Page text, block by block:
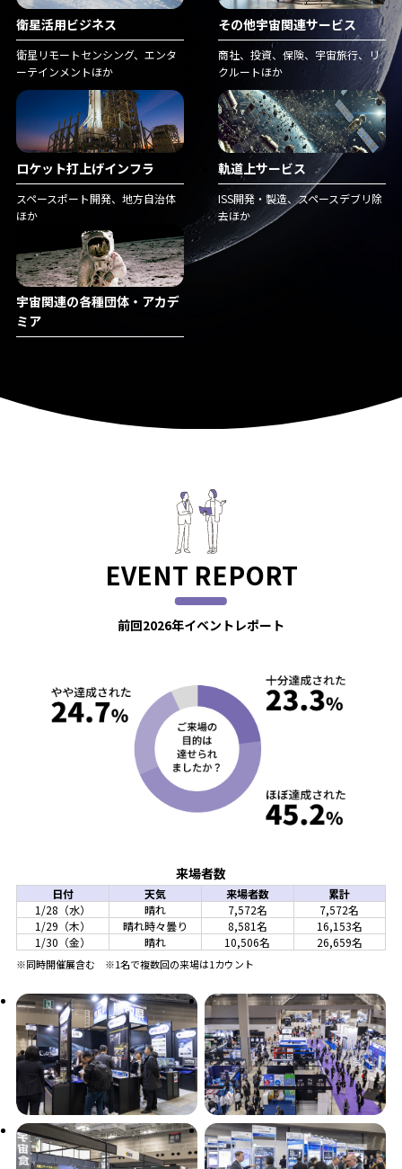
衛星活用ビジネス
衛星リモートセンシング、エンタ
ーテインメントほか
その他宇宙関連サービス
商社、投資、保険、宇宙旅行、リ
クルートほか
ロケット打上げインフラ
スペースポート開発、地方自治体
ほか
軌道上サービス
ISS開発・製造、スペースデブリ除
去ほか
宇宙関連の各種団体・アカデ
ミア
EVENT REPORT
前回2026年イベントレポート
来場者数
日付 天気 来場者数
累計
1/28（水）
晴れ 7,572名
7,572名
1/29（木）
晴れ時々曇り 8,581名
16,153名
1/30（金）
晴れ 10,506名 26,659名
※同時開催展含む ※1名で複数回の来場は1カウント